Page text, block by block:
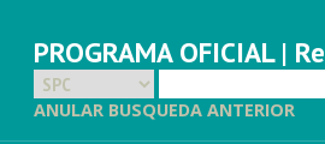
PROGRAMA OFICIAL |
ANULAR BUSQUEDA ANTERIOR